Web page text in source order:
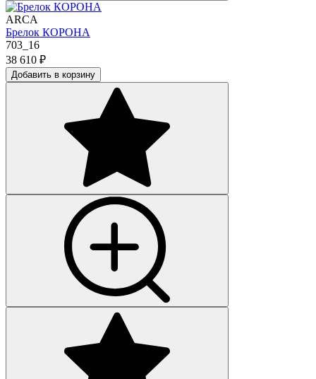
ARCA
Брелок КОРОНА
703_16
38 610 ₽
Добавить в корзину